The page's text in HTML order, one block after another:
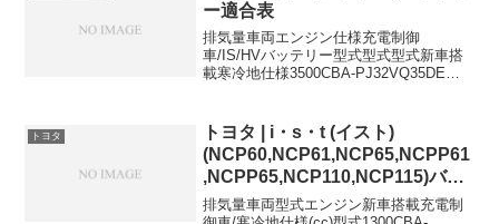
ー適合表
排気量車両エンジン仕様充電制御
車/IS/HVバッテリー型式型式型式新車搭
載寒冷地仕様3500CBA-PJ32VQ35DE充
55D23L80D23L2500CBA...
トヨタ
トヨタ | i・s・t (イスト)
(NCP60,NCP61,NCP65,NCPP61
,NCPP65,NCP110,NCP115)バッ
テリー適合表
排気量車両型式エンジン新車搭載充電制